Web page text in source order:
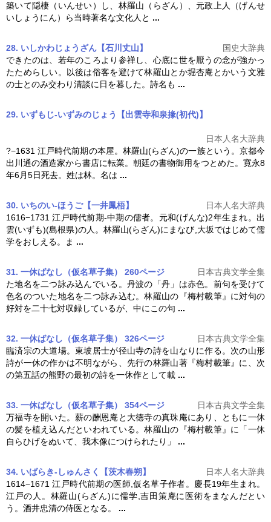
築いて隠棲（いんせい）し、 林羅山 （らざん）、元政上人（げんせ
いしょうにん）ら当時著名な文化人と ...
28. いしかわじょうざん【石川丈山】
国史大辞典
できたのは、若年のころより参禅し、心底に世を厭うの念が強かっ
たためらしい。以後は俗客を避けて林羅山とか堀杏庵とかいう文雅
の士とのみ交わり清談に日を暮した。詩名も ...
29. いずもじ-いずみのじょう【出雲寺和泉掾(初代)】
日本人名大辞典
?−1631 江戸時代前期の本屋。 林羅山(らざん)の一族という。京都今
出川通の酒造家から書店に転業。朝廷の書物御用をつとめた。寛永8
年6月5日死去。姓は林。名は ...
30. いちのい-ほうご【一井鳳梧】
日本人名大辞典
1616−1731 江戸時代前期-中期の儒者。元和(げんな)2年生まれ。出
雲(いずも)(島根県)の人。 林羅山(らざん)にまなび,大坂ではじめて儒
学をおしえる。ま ...
31. 一休ばなし（仮名草子集） 260ページ
日本古典文学全集
た地名を二つ詠み込んでいる。丹波の「丹」は赤色。前句を受けて
色名のついた地名を二つ詠み込む。林羅山の『梅村載筆』に対句の
好対を二十七対収録しているが、中にこの句 ...
32. 一休ばなし（仮名草子集） 326ページ
日本古典文学全集
臨済宗の大道場。東坡居士が径山寺の詩を山なりに作る。次の山形
詩が一休の作かは不明ながら、先行の林羅山著『梅村載筆』に、次
の第五話の熊野の最初の詩を一休作として載 ...
33. 一休ばなし（仮名草子集） 354ページ
日本古典文学全集
万福寺を開いた。薪の酬恩庵と大徳寺の真珠庵にあり、ともに一休
の髪を植え込んだといわれている。林羅山の『梅村載筆』に「一休
自らひげをぬいて、我木像につけられたり」 ...
34. いばらき-しゅんさく【茨木春朔】
日本人名大辞典
1614−1671 江戸時代前期の医師,仮名草子作者。慶長19年生まれ。
江戸の人。 林羅山(らざん)に儒学,吉田策庵に医術をまなんだとい
う。酒井忠清の侍医となる。 ...